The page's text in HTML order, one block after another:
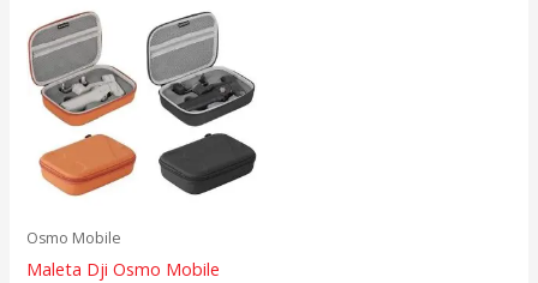
Osmo Mobile
Maleta Dji Osmo Mobile